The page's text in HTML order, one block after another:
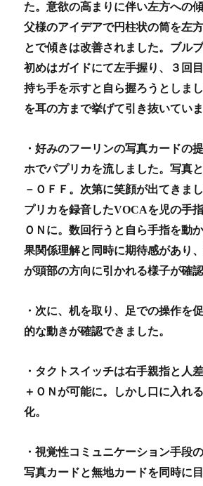
た。意欲の高まりに伴い左方への
父様のアイデアで円柱状の筒を左
とで傾きは改善されました。 ブル
初めはガイドにて左手握り、３回
持ち手を示すと自ら握ろうとしま
を耳の方まで挙げて引き抜いていま
・好みのフーリンの写真カードの
ホでパプリカを流しました。写真
－ＯＦＦ。次第に笑顔が出てきま
プリカを録音したVOCAを児の手
ＯＮに。数回行うと自ら手指を動
果関係理解と同時に期待感があり
が頭部の方向に引かれる様子が確
・次に、机を取り、足での操作を
的な動きが確認できました。
・タクトスイッチは右手親指と人
＋ＯＮが可能に。しかし口に入れ
化。
・視覚性コミュニケーション手段
写真カードと無地カードを同時に